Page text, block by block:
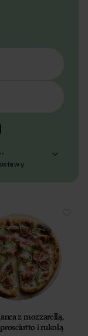
SK,
sp.z o.o.,
wyrażam
lit a RODO,
z art. 398
z dnia
drogą
e‑mail,
z mozzarellą,
i rukolą